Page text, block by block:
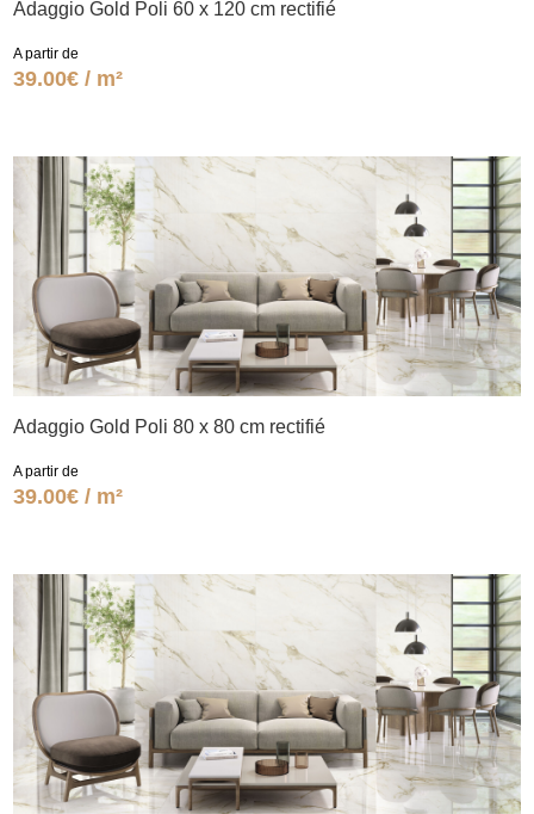
Adaggio Gold Poli 60 x 120 cm rectifié
A partir de
39.00€ / m²
Adaggio Gold Poli 80 x 80 cm rectifié
A partir de
39.00€ / m²